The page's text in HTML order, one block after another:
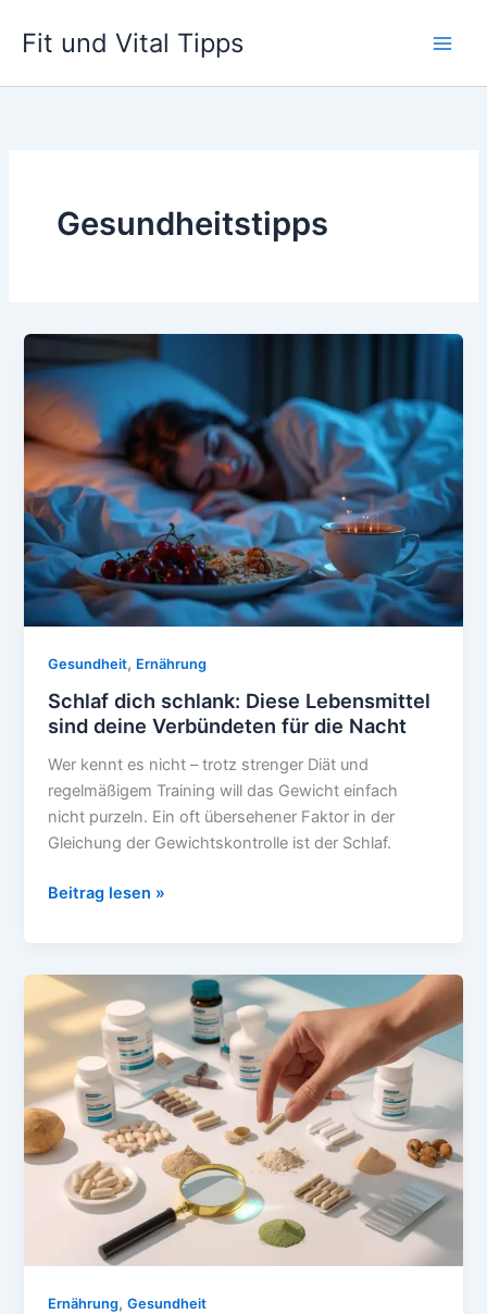
InhaltFit und Vital Tipps
Gesundheitstipps
Gesundheit, Ernährung
Schlaf dich schlank: Diese Lebensmittel
sind deine Verbündeten für die Nacht
Wer kennt es nicht – trotz strenger Diät und
regelmäßigem Training will das Gewicht einfach
nicht purzeln. Ein oft übersehener Faktor in der
Gleichung der Gewichtskontrolle ist der Schlaf.
Schlaf
Diese
Lebensmittel
sind
Verbündeten
für
die
Nacht
Beitrag lesen »
Ernährung,Gesundheit